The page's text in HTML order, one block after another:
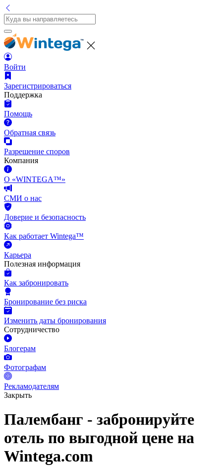
Войти
Зарегистрироваться
Поддержка
Помощь
Обратная связь
Разрешение споров
Компания
О «WINTEGA™»
СМИ о нас
Доверие и безопасность
Как работает Wintega™
Карьера
Полезная информация
Как забронировать
Бронирование без риска
Изменить даты бронирования
Сотрудничество
Блогерам
Фотографам
Рекламодателям
Закрыть
Палембанг - забронируйте
отель по выгодной цене на
Wintega.com